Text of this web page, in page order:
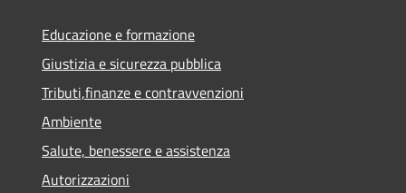
Educazione e formazione
Giustizia e sicurezza pubblica
Tributi,finanze e contravvenzioni
Ambiente
Salute, benessere e assistenza
Autorizzazioni